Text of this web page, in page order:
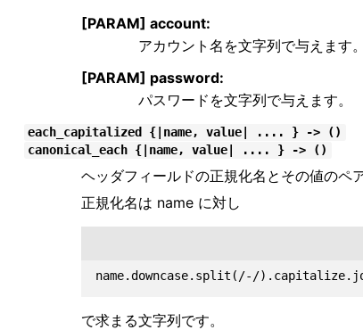
[PARAM] account:
アカウント名を文字列で与えます。
[PARAM] password:
パスワードを文字列で与えます。
each_capitalized {|name, value| .... } -> ()
canonical_each {|name, value| .... } -> ()
ヘッダフィールドの正規化名とその値のペ
正規化名は name に対し
で求まる文字列です。